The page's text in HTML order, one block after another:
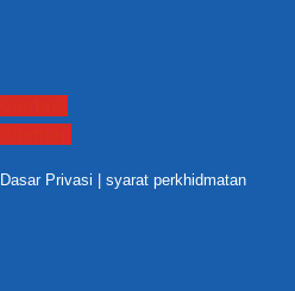
Dasar Privasi syarat perkhidmatan